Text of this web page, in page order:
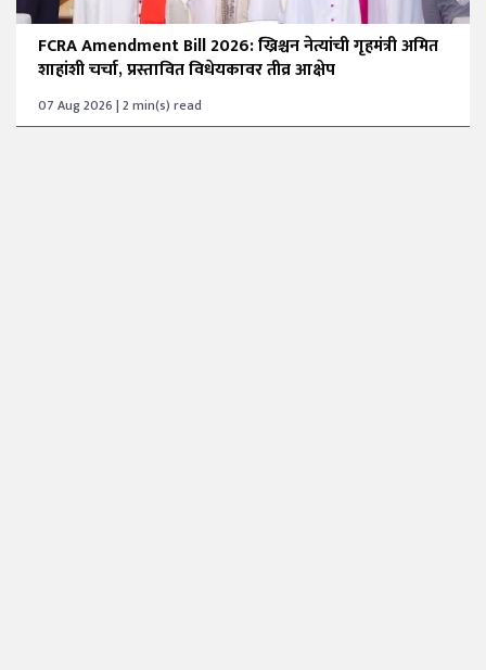
FCRA Amendment Bill 2026: ख्रिश्चन नेत्यांची गृहमंत्री अमित
शाहांशी चर्चा, प्रस्तावित विधेयकावर तीव्र आक्षेप
07 Aug 2026 | 2 min(s) read